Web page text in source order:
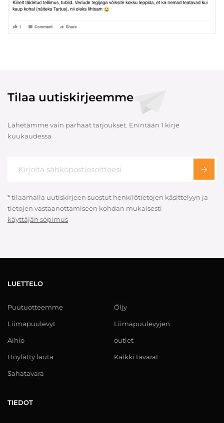
Tilaa uutiskirjeemme
Lähetämme vain parhaat tarjoukset. Enintään 1 kirje
kuukaudessa
* tilaamalla uutiskirjeen suostut henkilötietojen käsittelyyn ja
tietojen vastaanottamiseen kohdan mukaisesti
käyttäjän sopimus
LUETTELO
Puutuotteemme
Liimapuulevyt
Aihio
Höylätty lauta
Sahatavara
Öljy
Liimapuulevyjen
outlet
Kaikki tavarat
TIEDOT